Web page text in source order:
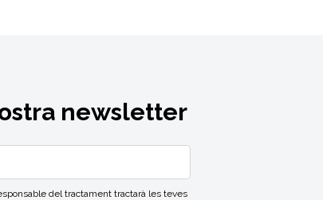
newsletter
del tractament tractarà les teves